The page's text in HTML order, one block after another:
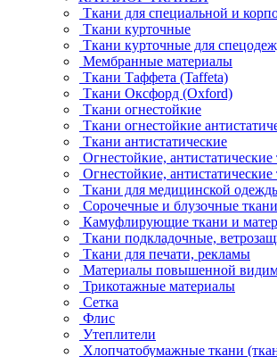
Ткани для специальной и
Ткани курточные
Ткани курточные для
Мембранные материалы
Ткани Таффета (Taffeta)
Ткани Оксфорд (Oxford)
Ткани огнестойкие
Ткани огнестойкие
Ткани антистатические
Огнестойкие,
Огнестойкие,
Ткани для медицинской
Сорочечные и блузочные ткани
Камуфлирующие ткани и
Ткани подкладочные,
Ткани для печати, рекламы
Материалы повышенной
Трикотажные материалы
Сетка
Флис
Утеплители
Хлопчатобумажные ткани